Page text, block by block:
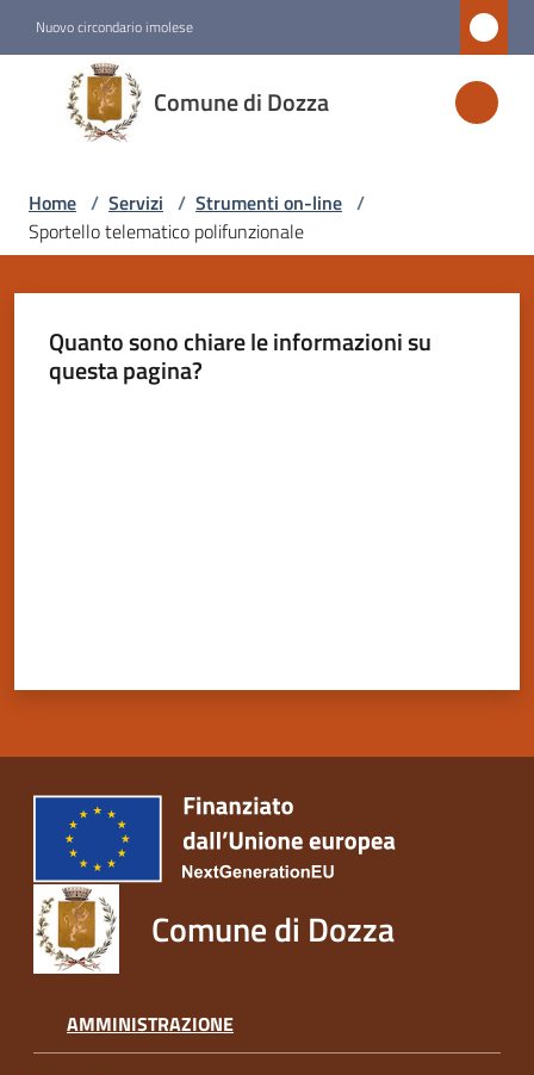
Nuovo circondario imolese
Comune di Dozza
Comune
di
Dozza
Amministrazione
Servizi
on-
argomenti
Seguici
su
Home / Servizi / Strumenti on-line /
Sportello telematico polifunzionale
Quanto sono chiare le informazioni su
questa pagina?
Comune di Dozza
AMMINISTRAZIONE